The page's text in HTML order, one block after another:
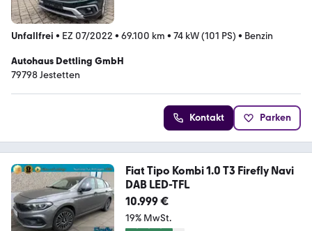
Unfallfrei • EZ 07/2022 • 69.100 km • 74 kW (101 PS) • Benzin
Autohaus Dettling GmbH
79798 Jestetten
Kontakt Parken
Fiat Tipo Kombi 1.0 T3 Firefly Navi
DAB LED-TFL
10.999 €
19% MwSt.